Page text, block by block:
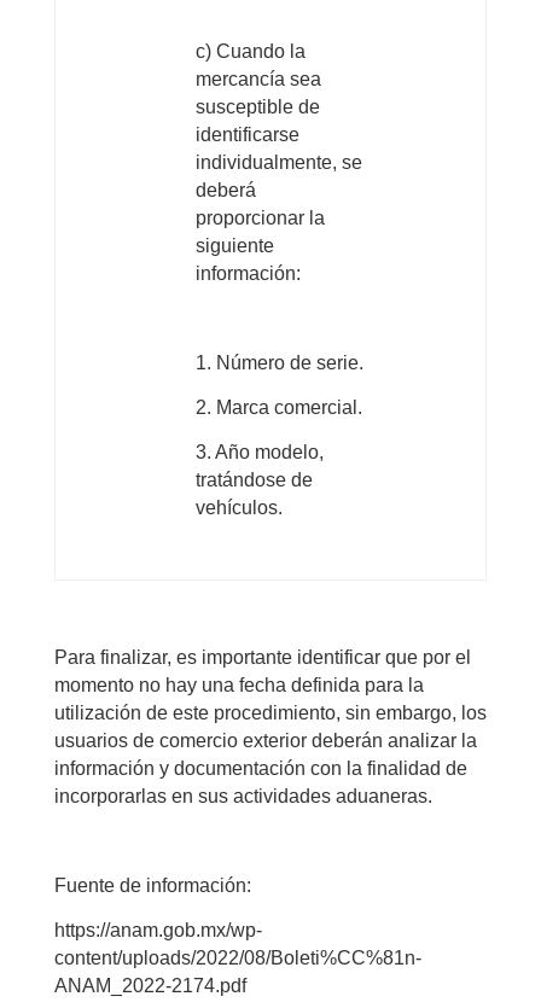
c) Cuando la
mercancía sea
susceptible de
identificarse
individualmente, se
deberá
proporcionar la
siguiente
información:
1. Número de serie.
2. Marca comercial.
3. Año modelo,
tratándose de
vehículos.
Para finalizar, es importante identificar que por el
momento no hay una fecha definida para la
utilización de este procedimiento, sin embargo, los
usuarios de comercio exterior deberán analizar la
información y documentación con la finalidad de
incorporarlas en sus actividades aduaneras.
Fuente de información:
https://anam.gob.mx/wp-
content/uploads/2022/08/Boleti%CC%81n-
ANAM_2022-2174.pdf